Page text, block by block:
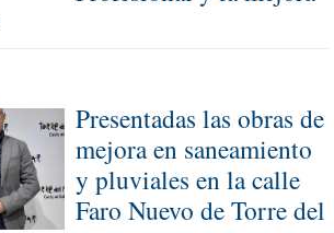
Presentadas las obras de
mejora en saneamiento
y pluviales en la calle
Faro Nuevo de Torre del